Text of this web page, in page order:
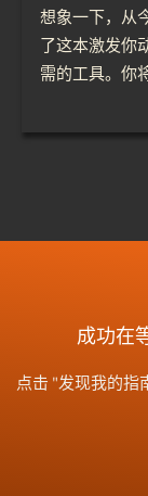
想象一下，从
了这本激发你
需的工具。你
成功在
点击 "发现我的指